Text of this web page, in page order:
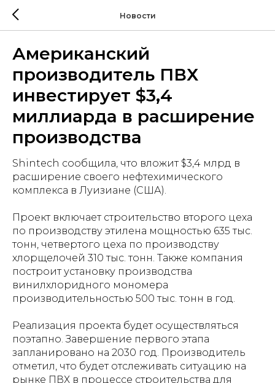
Новости
Американский
производитель ПВХ
инвестирует $3,4
миллиарда в расширение
производства
Shintech сообщила, что вложит $3,4 млрд в
расширение своего нефтехимического
комплекса в Луизиане (США).
Проект включает строительство второго цеха
по производству этилена мощностью 635 тыс.
тонн, четвертого цеха по производству
хлорщелочей 310 тыс. тонн. Также компания
построит установку производства
винилхлоридного мономера
производительностью 500 тыс. тонн в год.
Реализация проекта будет осуществляться
поэтапно. Завершение первого этапа
запланировано на 2030 год. Производитель
отметил, что будет отслеживать ситуацию на
рынке ПВХ в процессе строительства для